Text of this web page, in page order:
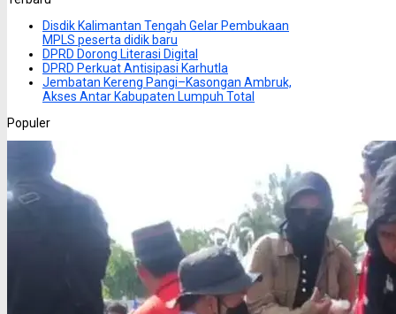
Disdik Kalimantan Tengah Gelar Pembukaan
MPLS peserta didik baru
DPRD Dorong Literasi Digital
DPRD Perkuat Antisipasi Karhutla
Jembatan Kereng Pangi–Kasongan Ambruk,
Akses Antar Kabupaten Lumpuh Total
Populer